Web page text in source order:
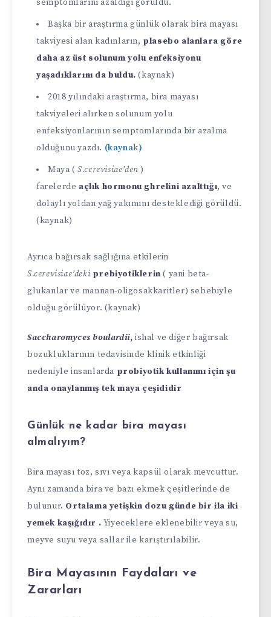
semptomlarını azaldığı görüldü.
Başka bir araştırma günlük olarak bira mayası
takviyesi alan kadınların, plasebo alanlara göre
daha az üst solunum yolu enfeksiyonu
yaşadıklarını da buldu. (kaynak)
2018 yılındaki araştırma, bira mayası
takviyeleri alırken solunum yolu
enfeksiyonlarının semptomlarında bir azalma
olduğunu yazdı. (kaynak)
Maya (S.cerevisiae’den )
farelerde açlık hormonu ghrelini azalttığı, ve
dolaylı yoldan yağ yakımını desteklediği görüldü.
(kaynak)
Ayrıca bağırsak sağlığına etkilerin
S.cerevisiae’deki prebiyotiklerin ( yani beta-
glukanlar ve mannan-oligosakkaritler) sebebiyle
olduğu görülüyor. (kaynak)
Saccharomyces boulardii, ishal ve diğer bağırsak
bozukluklarının tedavisinde klinik etkinliği
nedeniyle insanlarda probiyotik kullanımı için şu
anda onaylanmış tek maya çeşididir
Günlük ne kadar bira mayası
almalıyım?
Bira mayası toz, sıvı veya kapsül olarak mevcuttur.
Aynı zamanda bira ve bazı ekmek çeşitlerinde de
bulunur. Ortalama yetişkin dozu günde bir ila iki
yemek kaşığıdır . Yiyeceklere eklenebilir veya su,
meyve suyu veya sallar ile karıştırılabilir.
Bira Mayasının Faydaları ve
Zararları